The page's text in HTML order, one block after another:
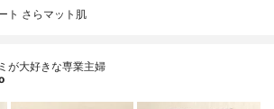
ト さらマット肌
が大好きな専業主婦